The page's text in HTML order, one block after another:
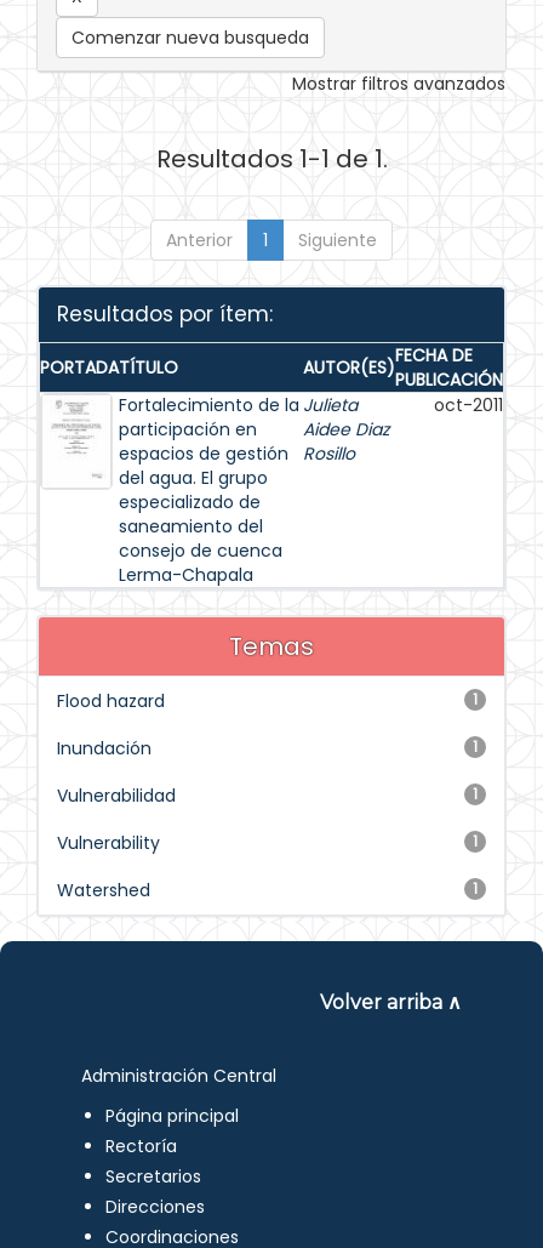
Comenzar nueva busqueda
Mostrar filtros avanzados
Resultados 1-1 de 1.
Anterior 1 Siguiente
Resultados por ítem:
PORTADATÍTULO AUTOR(ES)FECHA DE
PUBLICACIÓN
Fortalecimiento de la
participación en
espacios de gestión
del agua. El grupo
especializado de
saneamiento del
consejo de cuenca
Lerma-Chapala
Julieta
Aidee Diaz
Rosillo
oct-2011
Temas
1
Flood hazard
1
Inundación
1
Vulnerabilidad
1
Vulnerability
1
Watershed
Volver arriba ∧
Administración Central
Página principal
Rectoría
Secretarios
Direcciones
Coordinaciones